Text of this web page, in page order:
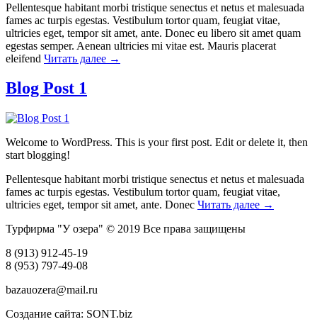
Pellentesque habitant morbi tristique senectus et netus et malesuada
fames ac turpis egestas. Vestibulum tortor quam, feugiat vitae,
ultricies eget, tempor sit amet, ante. Donec eu libero sit amet quam
egestas semper. Aenean ultricies mi vitae est. Mauris placerat
eleifend Читать далее →
Blog Post 1
Welcome to WordPress. This is your first post. Edit or delete it, then
start blogging!
Pellentesque habitant morbi tristique senectus et netus et malesuada
fames ac turpis egestas. Vestibulum tortor quam, feugiat vitae,
ultricies eget, tempor sit amet, ante. Donec Читать далее →
Турфирма "У озера" © 2019 Все права защищены
8 (913) 912-45-19
8 (953) 797-49-08
bazauozera@mail.ru
Создание сайта: SONT.biz